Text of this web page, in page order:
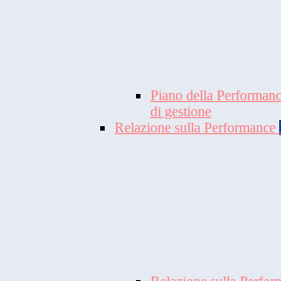
Piano della
di gestione
Relazione sulla Performance